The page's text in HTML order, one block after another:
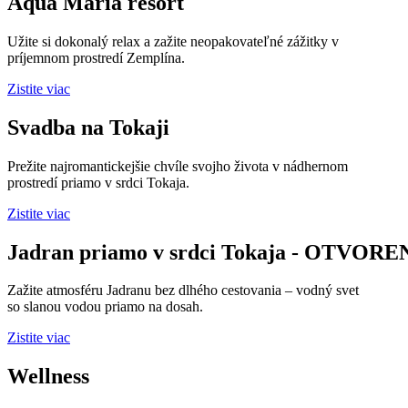
Užite si dokonalý relax a zažite neopakovateľné zážitky v
príjemnom prostredí Zemplína.
Zistite viac
Svadba na Tokaji
Prežite najromantickejšie chvíle svojho života v nádhernom
prostredí priamo v srdci Tokaja.
Zistite viac
Jadran priamo v srdci Tokaja -
Zažite atmosféru Jadranu bez dlhého cestovania – vodný svet
so slanou vodou priamo na dosah.
Zistite viac
Wellness